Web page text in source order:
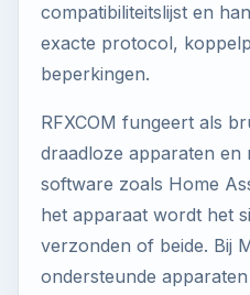
compatibiliteitslijst en
exacte protocol,
beperkingen.
RFXCOM fungeert als
draadloze apparaten en
software zoals Home
het apparaat wordt het
verzonden of beide. Bij
ondersteunde